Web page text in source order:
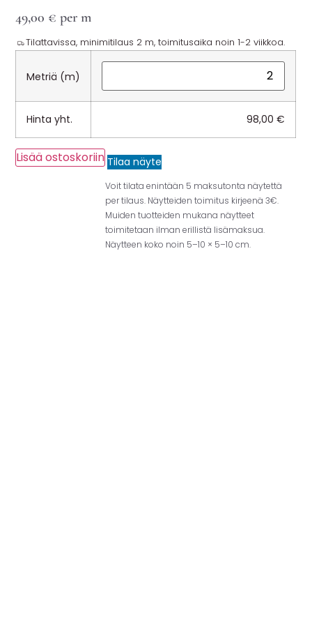
49,00 € per m
Tilattavissa, minimitilaus 2 m, toimitusaika noin 1-2 viikkoa.
Metriä (m)
Hinta yht. 98,00€
Lisää ostoskoriin Tilaa näyte
Voit tilata enintään 5 maksutonta näytettä
per tilaus. Näytteiden toimitus kirjeenä 3€.
Muiden tuotteiden mukana näytteet
toimitetaan ilman erillistä lisämaksua.
Näytteen koko noin 5–10 × 5–10 cm.